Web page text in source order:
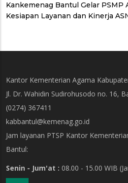
Kankemenag Bantul Gelar PSMP
Kesiapan Layanan dan Kinerja
Kantor Kementerian Agama
Jl. Dr. Wahidin Sudirohusodo no. 16,
(0274) 367411
kabbantul@kemenag.go.id
Jam layanan PTSP Kantor
Bantul:
Senin - Jum'at : 08.00 - 15.00 WIB